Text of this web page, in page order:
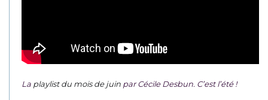
La playlist du mois de juin par Cécile Desbun. C’est l’été !